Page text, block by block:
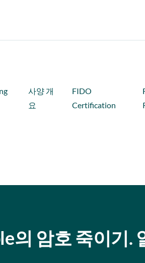
사양 개
요
FIDO
Certification
의 암호 죽이기.